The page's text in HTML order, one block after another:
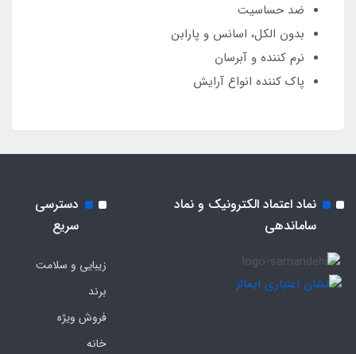
ضد حساسیت
بدون الکل، اسانس و پارابن
نرم کننده و آبرسان
پاک کننده انواع آرایش
نماد اعتماد الکترونیک و نماد
ساماندهی
دسترسی
سریع
زیبایی و سلامت
برند
فروش ویژه
خانه